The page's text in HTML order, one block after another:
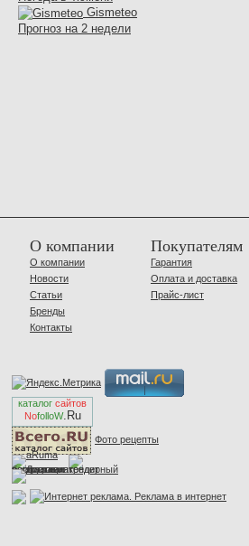
Gismeteo
Прогноз на 2 недели
О компании
О компании
Новости
Статьи
Бренды
Контакты
Покупателям
Гарантия
Оплата и доставка
Прайс-лист
каталог сайтов
NofolloW.Ru
Фото рецепты